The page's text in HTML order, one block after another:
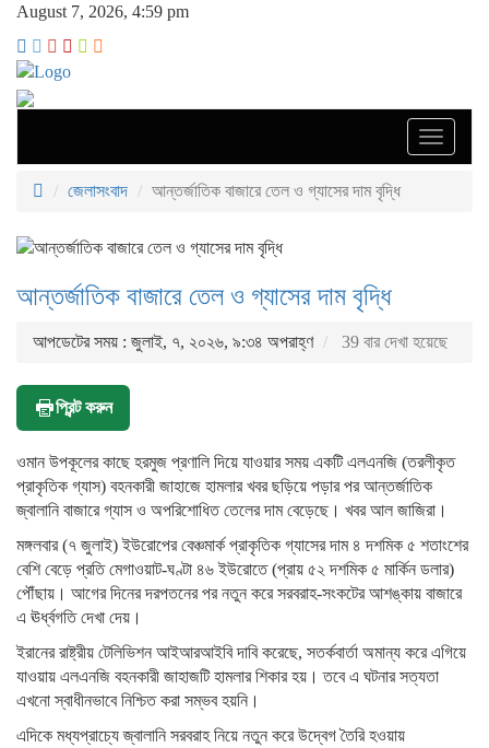
August 7, 2026, 4:59 pm
Toggle
জেলাসংবাদ
আন্তর্জাতিক বাজারে তেল ও গ্যাসের দাম বৃদ্ধি
আন্তর্জাতিক বাজারে তেল ও গ্যাসের দাম বৃদ্ধি
আপডেটের সময় : জুলাই, ৭, ২০২৬, ৯:৩৪ অপরাহ্ণ 39 বার দেখা হয়েছে
প্রিন্ট করুন
ওমান উপকূলের কাছে হরমুজ প্রণালি দিয়ে যাওয়ার সময় একটি এলএনজি (তরলীকৃত
প্রাকৃতিক গ্যাস) বহনকারী জাহাজে হামলার খবর ছড়িয়ে পড়ার পর আন্তর্জাতিক
জ্বালানি বাজারে গ্যাস ও অপরিশোধিত তেলের দাম বেড়েছে। খবর আল জাজিরা।
মঙ্গলবার (৭ জুলাই) ইউরোপের বেঞ্চমার্ক প্রাকৃতিক গ্যাসের দাম ৪ দশমিক ৫ শতাংশের
বেশি বেড়ে প্রতি মেগাওয়াট-ঘণ্টা ৪৬ ইউরোতে (প্রায় ৫২ দশমিক ৫ মার্কিন ডলার)
পৌঁছায়। আগের দিনের দরপতনের পর নতুন করে সরবরাহ-সংকটের আশঙ্কায় বাজারে
এ ঊর্ধ্বগতি দেখা দেয়।
ইরানের রাষ্ট্রীয় টেলিভিশন আইআরআইবি দাবি করেছে, সতর্কবার্তা অমান্য করে এগিয়ে
যাওয়ায় এলএনজি বহনকারী জাহাজটি হামলার শিকার হয়। তবে এ ঘটনার সত্যতা
এখনো স্বাধীনভাবে নিশ্চিত করা সম্ভব হয়নি।
এদিকে মধ্যপ্রাচ্যে জ্বালানি সরবরাহ নিয়ে নতুন করে উদ্বেগ তৈরি হওয়ায়